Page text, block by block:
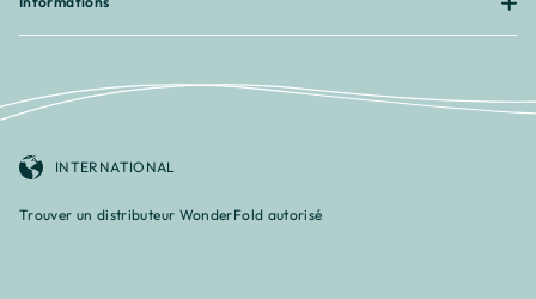
INTERNATIONAL
Trouver un distributeur WonderFold autorisé